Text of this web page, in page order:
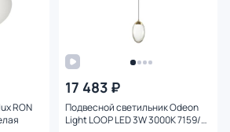
RON
17 483 ₽
Подвесной светильник Odeon
Light LOOP LED 3W 3000K 7159/3L